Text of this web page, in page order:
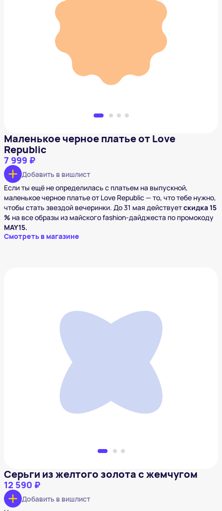
Маленькое черное платье от Love Republiс
Маленькое черное платье от Love
Republiс
7 999 ₽
Добавить в вишлист
Если ты ещё не определилась с платьем на выпускной,
маленькое черное платье от Love Republiс — то, что тебе нужно,
чтобы стать звездой вечеринки. До 31 мая действуетскидка 15
% на все образы из майского fashion-дайджеста по промокоду
MAY15.
Смотреть в магазине
Серьги из желтого золота с жемчугом
Серьги из желтого золота с жемчугом
12 590 ₽
Добавить в вишлист